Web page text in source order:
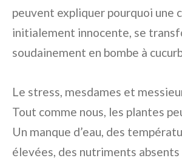
peuvent expliquer pourquoi une
initialement innocente, se
soudainement en bombe à
Le stress, mesdames et
Tout comme nous, les plantes
Un manque d’eau, des
élevées, des nutriments